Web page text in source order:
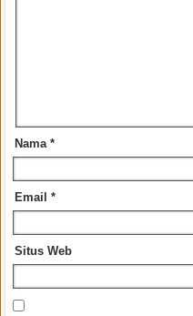
Nama *
Email *
Situs Web